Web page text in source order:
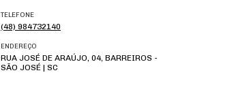
TELEFONE
(48) 984732140
ENDEREÇO
RUA JOSÉ DE ARAÚJO, 04, BARREIROS -
SÃO JOSÉ | SC